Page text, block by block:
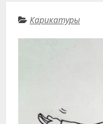
Обучение
Вакансии
Видео
Карикатуры